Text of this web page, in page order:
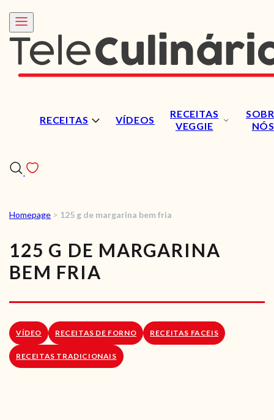
RECEITAS VÍDEOS
RECEITAS
VEGGIE
NÓS
RECEITAS
VÍDEOS
LOJA ONLINE
Homepage > 125 g de margarina bem fria
125 G DE MARGARINA
BEM FRIA
VÍDEO RECEITAS DE FORNO RECEITAS FACEIS
RECEITAS TRADICIONAIS